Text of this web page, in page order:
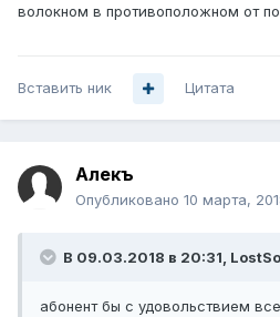
волокном в противоположном от
Вставить ник Цитата
Алекъ
Опубликовано 10 марта,
В 09.03.2018 в 20:31,
абонент бы с удовольствием